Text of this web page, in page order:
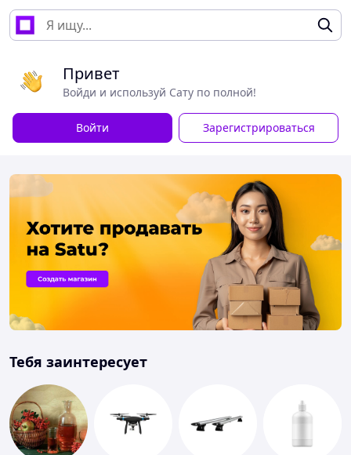
Привет
Войди и используй Сату по полной!
Войти Зарегистрироваться
Тебя заинтересует